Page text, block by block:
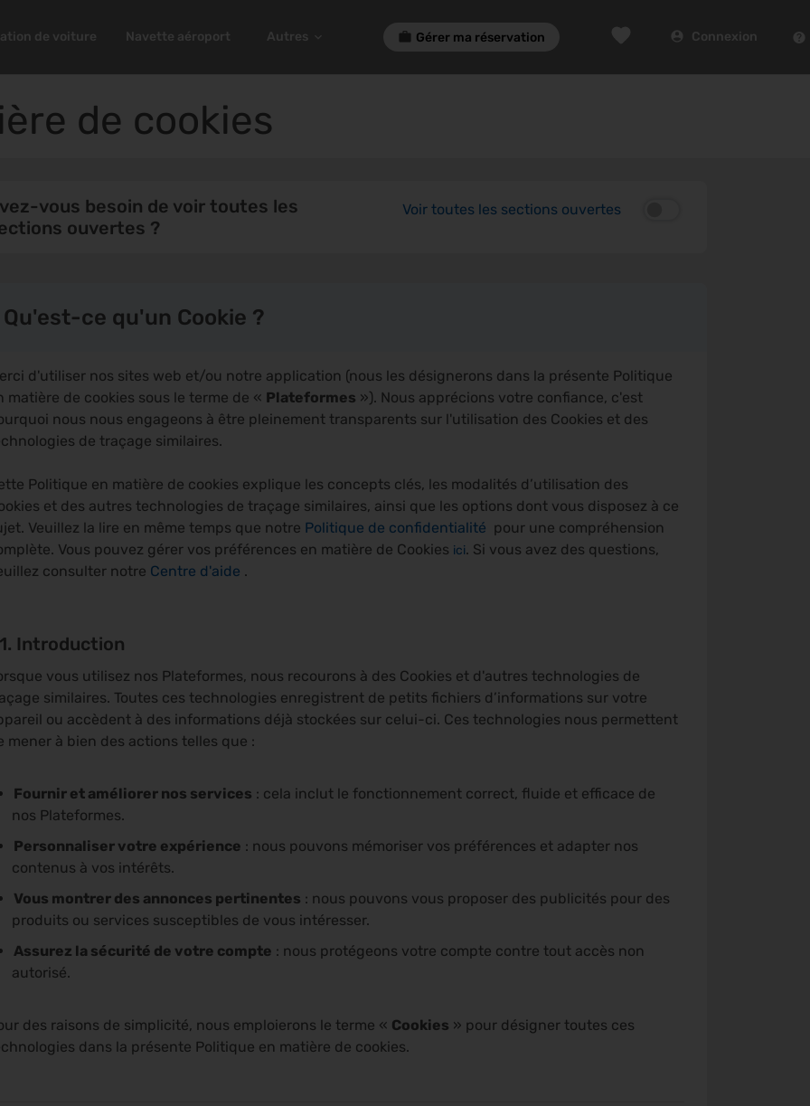
de voiture Navette aéroport Autres Gérer ma réservation Connexion
de cookies
vous besoin de voir toutes les
ouvertes ?
Voir toutes les sections ouvertes
Qu'est-ce qu'un Cookie ?
d'utiliser nos sites web et/ou notre application (nous les désignerons dans la présente Politique
matière de cookies sous le terme de « Plateformes »). Nous apprécions votre confiance, c'est
nous nous engageons à être pleinement transparents sur l'utilisation des Cookies et des
de traçage similaires.
Politique en matière de cookies explique les concepts clés, les modalités d’utilisation des
et des autres technologies de traçage similaires, ainsi que les options dont vous disposez à ce
Veuillez la lire en même temps que notre Politique de confidentialité pour une compréhension
Vous pouvez gérer vos préférences en matière de Cookies ici. Si vous avez des questions,
consulter notre Centre d'aide .
Introduction
vous utilisez nos Plateformes, nous recourons à des Cookies et d'autres technologies de
similaires. Toutes ces technologies enregistrent de petits fichiers d’informations sur votre
ou accèdent à des informations déjà stockées sur celui-ci. Ces technologies nous permettent
mener à bien des actions telles que :
Fournir et améliorer nos services : cela inclut le fonctionnement correct, fluide et efficace de
nos Plateformes.
Personnaliser votre expérience : nous pouvons mémoriser vos préférences et adapter nos
contenus à vos intérêts.
Vous montrer des annonces pertinentes : nous pouvons vous proposer des publicités pour des
produits ou services susceptibles de vous intéresser.
Assurez la sécurité de votre compte : nous protégeons votre compte contre tout accès non
autorisé.
des raisons de simplicité, nous emploierons le terme « Cookies » pour désigner toutes ces
dans la présente Politique en matière de cookies.